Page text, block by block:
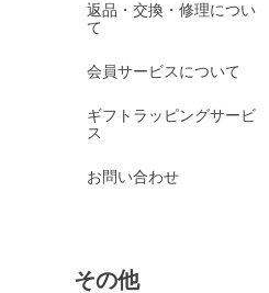
返品・交換・修理につい
て
会員サービスについて
ギフトラッピングサービ
ス
お問い合わせ
その他